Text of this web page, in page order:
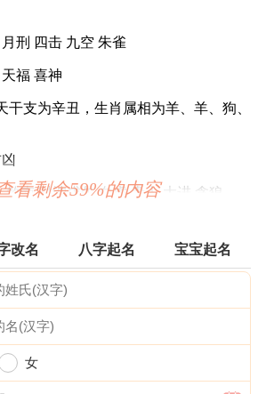
刑 四击 九空 朱雀
福 喜神
干支为辛丑，生肖属相为羊、羊、狗、
煞南 时沖戊午 白虎 贵人 大进 贪狼
否则 诸事不宜
煞东 时沖己未 不遇 玉堂 右弼 唐符
床 入宅 开业 开仓 见贵 求财 嫁娶 进人
看剩余59%的内容
改名 八字起名 宝宝起名
女